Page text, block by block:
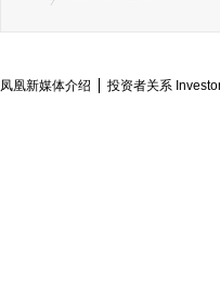
凤凰新媒体介绍 投资者关系